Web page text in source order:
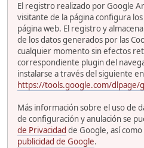
El registro realizado por Google
visitante de la página configura
página web. El registro y
de los datos generados por las
cualquier momento sin efectos
correspondiente plugin del
instalarse a través del siguiente
https://tools.google.com/dlpage/
Más información sobre el uso de
de configuración y anulación se
de Privacidad de Google, así como
publicidad de Google.